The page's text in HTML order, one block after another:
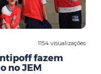
1154 visualizações
fazem
no JEM